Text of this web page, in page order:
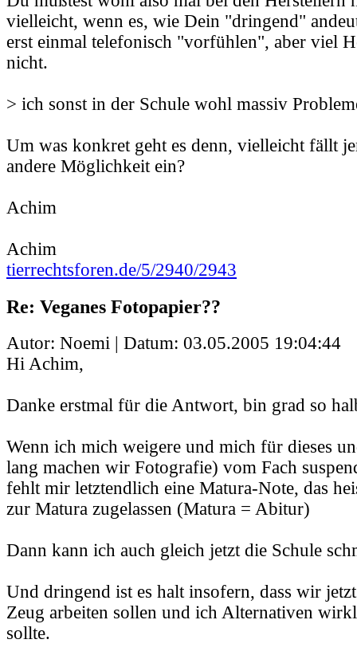
vielleicht, wenn es, wie Dein "dringend"
erst einmal telefonisch "vorfühlen", aber viel
nicht.
> ich sonst in der Schule wohl massiv
Um was konkret geht es denn, vielleicht fällt
andere Möglichkeit ein?
Achim
Achim
tierrechtsforen.de/5/2940/2943
Re: Veganes Fotopapier??
Autor: Noemi | Datum: 03.05.2005 19:04:44
Hi Achim,
Danke erstmal für die Antwort, bin grad so
Wenn ich mich weigere und mich für dieses
lang machen wir Fotografie) vom Fach
fehlt mir letztendlich eine Matura-Note, das
zur Matura zugelassen (Matura = Abitur)
Dann kann ich auch gleich jetzt die Schule
Und dringend ist es halt insofern, dass wir
Zeug arbeiten sollen und ich Alternativen
sollte.